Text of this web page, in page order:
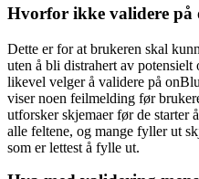
Hvorfor ikke validere på
Dette er for at brukeren skal
uten å bli distrahert av
likevel velger å validere på
viser noen feilmelding før
utforsker skjemaer før de starter
alle feltene, og mange fyller ut
som er lettest å fylle ut.